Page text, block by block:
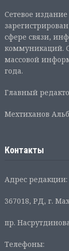
Сетевое
сфере связи,
коммуникаций.
массовой
года.
Главный
Мехтиханов
Контакты
Адрес редакции:
367018, РД, г.
пр.
Телефоны: